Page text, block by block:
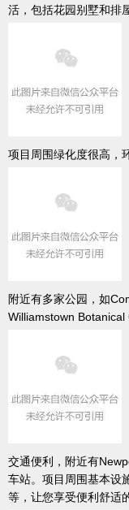
活，包括花园别墅和排
项目周围绿化度很高，
附近有多家公园，如
Williamstown Botanical
交通便利，附近有
车站。项目周围基本设
等，让您享受便利舒适